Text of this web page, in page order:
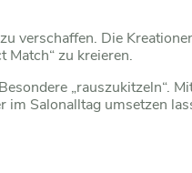
verschaffen. Die
zu kreieren.
„rauszukitzeln“.
Salonalltag umsetzen